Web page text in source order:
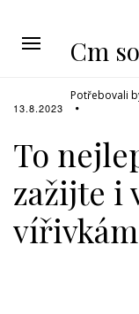
Cm
Potřebovali
13.8.2023
To
zažijte i
vířivkám